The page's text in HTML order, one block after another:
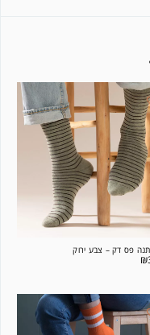
פס דק – צבע ירוק
₪